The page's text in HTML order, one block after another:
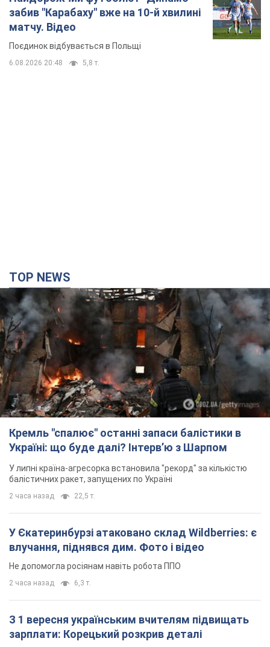
забив "Карабаху" вже на 10-й хвилині
матчу. Відео
Поєдинок відбувається в Польщі
6.08.2026 20:48 5,8 т.
TOP NEWS
Кремль "спалює" останні запаси балістики в
Україні: що буде далі? Інтерв’ю з Шарпом
У липні країна-агресорка встановила "рекорд" за кількістю
балістичних ракет, запущених по Україні
2 часа назад 22,5 т.
У Єкатеринбурзі атаковано склад Wildberries: є
влучання, піднявся дим. Фото і відео
Не допомогла росіянам навіть робота ППО
2 часа назад 6,3 т.
З 1 вересня українським вчителям підвищать
зарплати: Корецький розкрив деталі